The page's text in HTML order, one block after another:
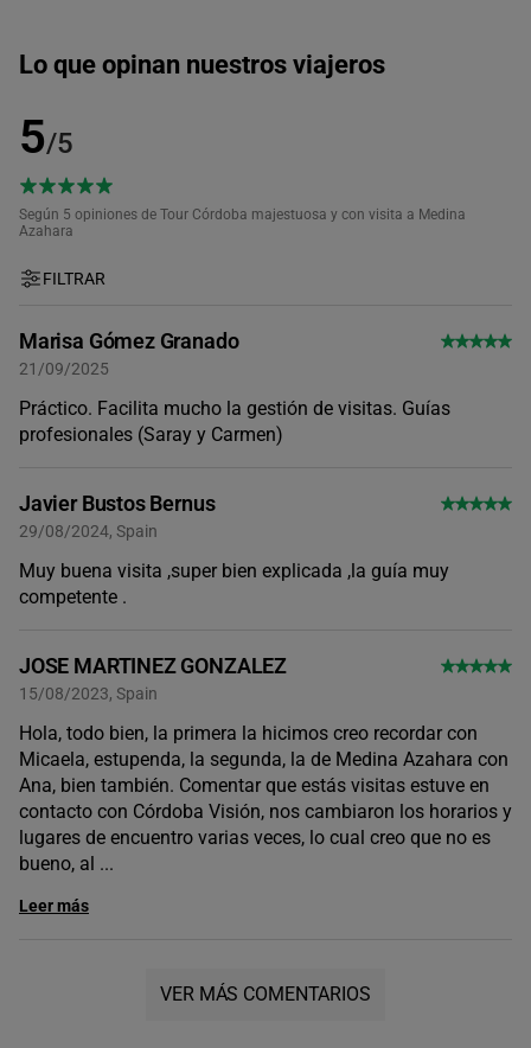
Lo que opinan nuestros viajeros
5/5
Según 5 opiniones de Tour Córdoba majestuosa y con visita a Medina
Azahara
FILTRAR
Marisa Gómez Granado
21/09/2025
Práctico. Facilita mucho la gestión de visitas. Guías
profesionales (Saray y Carmen)
Javier Bustos Bernus
29/08/2024, Spain
Muy buena visita ,super bien explicada ,la guía muy
competente .
JOSE MARTINEZ GONZALEZ
15/08/2023, Spain
Hola, todo bien, la primera la hicimos creo recordar con
Micaela, estupenda, la segunda, la de Medina Azahara con
Ana, bien también. Comentar que estás visitas estuve en
contacto con Córdoba Visión, nos cambiaron los horarios y
lugares de encuentro varias veces, lo cual creo que no es
bueno, al ...
Leer más
VER MÁS COMENTARIOS